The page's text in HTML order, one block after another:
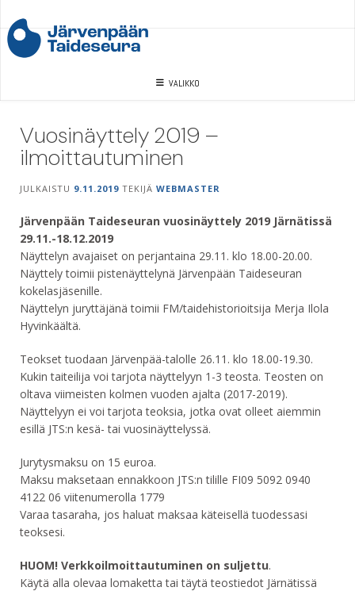
to
content
VALIKKO
Vuosinäyttely 2019 –
ilmoittautuminen
JULKAISTU 9.11.2019 TEKIJÄ WEBMASTER
Järvenpään Taideseuran vuosinäyttely 2019 Järnätissä
29.11.-18.12.2019
Näyttelyn avajaiset on perjantaina 29.11. klo 18.00-20.00.
Näyttely toimii pistenäyttelynä Järvenpään Taideseuran
kokelasjäsenille.
Näyttelyn juryttäjänä toimii FM/taidehistorioitsija Merja Ilola
Hyvinkäältä.
Teokset tuodaan Järvenpää-talolle 26.11. klo 18.00-19.30.
Kukin taiteilija voi tarjota näyttelyyn 1-3 teosta. Teosten on
oltava viimeisten kolmen vuoden ajalta (2017-2019).
Näyttelyyn ei voi tarjota teoksia, jotka ovat olleet aiemmin
esillä JTS:n kesä- tai vuosinäyttelyssä.
Jurytysmaksu on 15 euroa.
Maksu maksetaan ennakkoon JTS:n tilille FI09 5092 0940
4122 06 viitenumerolla 1779
Varaa tasaraha, jos haluat maksaa käteisellä tuodessasi
teoksesi.
HUOM! Verkkoilmoittautuminen on suljettu.
Käytä alla olevaa lomaketta tai täytä teostiedot Järnätissä